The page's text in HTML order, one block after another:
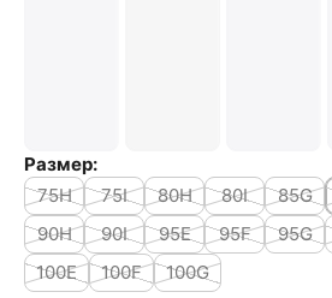
Размер:
75H
75I 80H 80I 85G
90H
90I 95E 95F 95G
100E
100F
100G